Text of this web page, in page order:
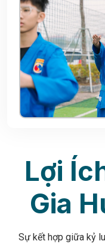
Lợi
Gia
Sự kết hợp giữa kỷ